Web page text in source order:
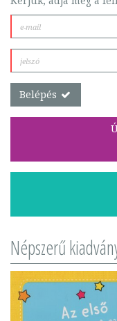
Belépés
Népszerű